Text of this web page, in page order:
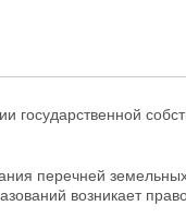
государственной
перечней
возникает право